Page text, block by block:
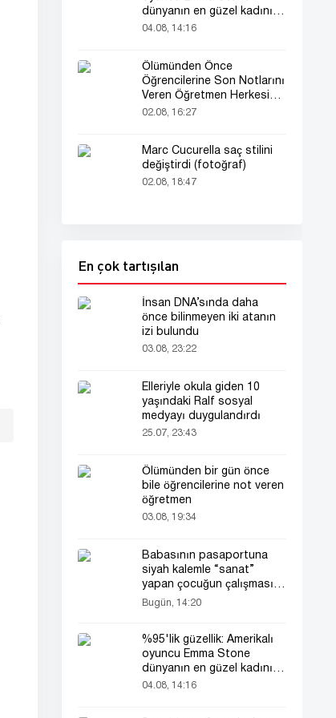
dünyanın en güzel kadını
seçildi!
04.08, 14:16
Ölümünden Önce
Öğrencilerine Son Notlarını
Veren Öğretmen Herkesi
Derinden Etkiledi
02.08, 16:27
Marc Cucurella saç stilini
değiştirdi (fotoğraf)
02.08, 18:47
En çok tartışılan
İnsan DNA’sında daha
önce bilinmeyen iki atanın
izi bulundu
03.08, 23:22
Elleriyle okula giden 10
yaşındaki Ralf sosyal
medyayı duygulandırdı
25.07, 23:43
Ölümünden bir gün önce
bile öğrencilerine not veren
öğretmen
03.08, 19:34
Babasının pasaportuna
siyah kalemle “sanat”
yapan çocuğun çalışması
herkesin dikkatini çekti
Bugün, 14:20
%95'lik güzellik: Amerikalı
oyuncu Emma Stone
dünyanın en güzel kadını
seçildi!
04.08, 14:16